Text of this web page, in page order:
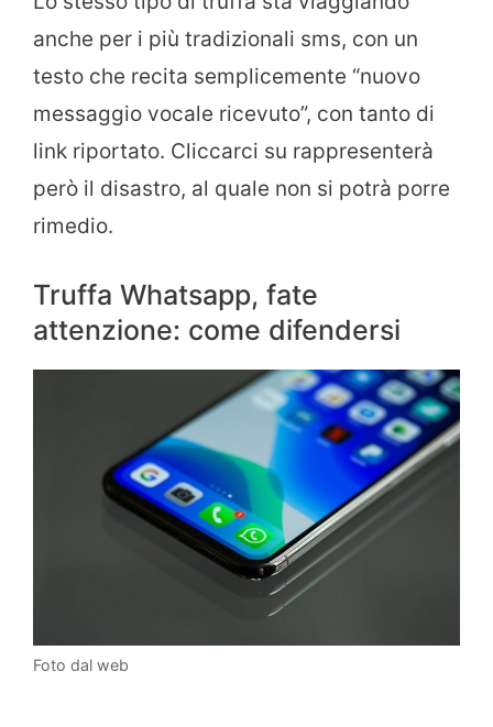
anche per i più tradizionali sms, con un
testo che recita semplicemente “nuovo
messaggio vocale ricevuto”, con tanto di
link riportato. Cliccarci su rappresenterà
però il disastro, al quale non si potrà porre
rimedio.
Truffa Whatsapp, fate
attenzione: come difendersi
Foto dal web